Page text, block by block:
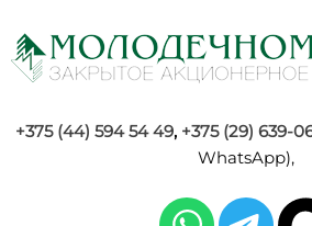
+375 (44) 594 54 49, +375 (29) 639-
WhatsApp),